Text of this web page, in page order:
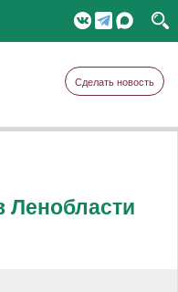
Сделать новость
Ленобласти